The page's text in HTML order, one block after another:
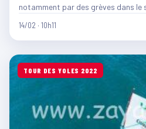
notamment par des grèves dans le
14/02 · 10h11
TOUR DES YOLES 2022